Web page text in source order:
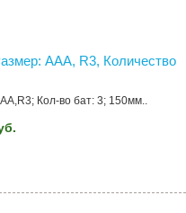
AAA, R3, Количество
Кол-во бат: 3; 150мм..